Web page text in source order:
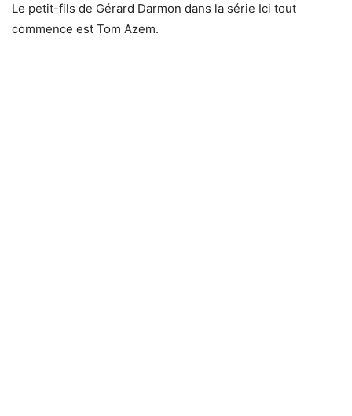
Le petit-fils de Gérard Darmon dans la série Ici tout
commence est Tom Azem.